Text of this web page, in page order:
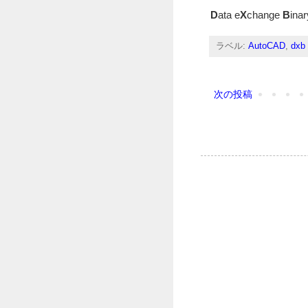
Data eXchange B
ラベル: AutoCAD, dxb
次の投稿